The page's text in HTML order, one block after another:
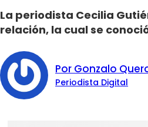
La periodista Cecilia
relación, la cual se
Por Gonzalo
Periodista Digital